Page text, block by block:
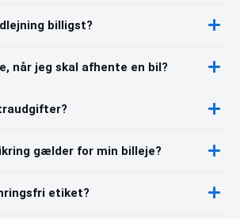
billigst?
når jeg skal afhente en bil?
gælder for min billeje?
etiket?